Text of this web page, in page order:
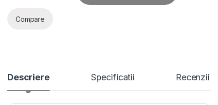
Compare
Descriere Specificatii Recenzii